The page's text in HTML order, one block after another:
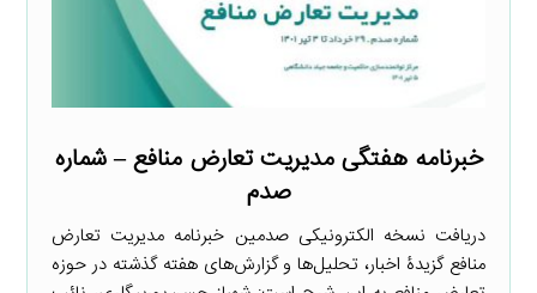
خبرنامه هفتگی مدیریت تعارض منافع – شماره
صدم
دریافت نسخه الکترونیکی صدمین خبرنامه مدیریت تعارض
منافع گزیدۀ اخبار، تحلیل‌ها و گزارش‌های هفته گذشته در حوزه